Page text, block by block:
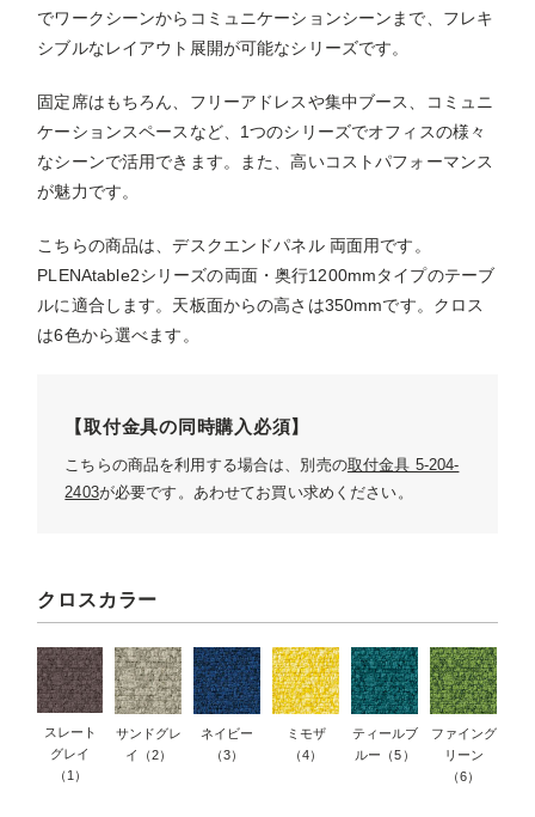
でワークシーンからコミュニケーションシーンまで、フレキ
シブルなレイアウト展開が可能なシリーズです。
固定席はもちろん、フリーアドレスや集中ブース、コミュニ
ケーションスペースなど、1つのシリーズでオフィスの様々
なシーンで活用できます。また、高いコストパフォーマンス
が魅力です。
こちらの商品は、デスクエンドパネル 両面用です。
PLENAtable2シリーズの両面・奥行1200mmタイプのテーブ
ルに適合します。天板面からの高さは350mmです。クロス
は6色から選べます。
【取付金具の同時購入必須】
こちらの商品を利用する場合は、別売の取付金具 5-204-
2403が必要です。あわせてお買い求めください。
クロスカラー
スレート
グレイ
（1）
サンドグレ
イ（2）
ネイビー
（3）
ミモザ
（4）
ティールブ
ルー（5）
ファイング
リーン
（6）